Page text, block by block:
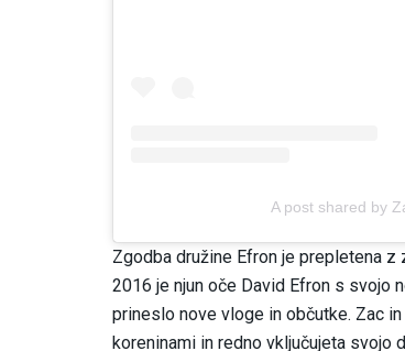
A post shared by
Zgodba družine Efron je prepletena
2016 je njun oče David Efron s svojo
prineslo nove vloge in občutke. Zac
koreninami in redno vključujeta svojo